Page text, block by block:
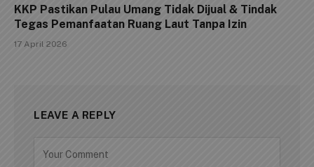
KKP Pastikan Pulau Umang Tidak Dijual & Tindak
Tegas Pemanfaatan Ruang Laut Tanpa Izin
17 April 2026
LEAVE A REPLY